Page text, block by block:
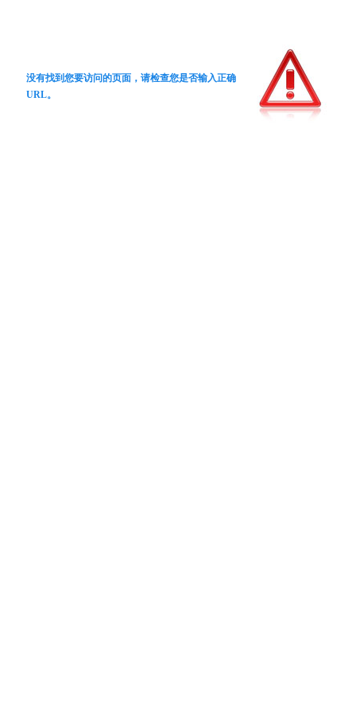
没有找到您要访问的页面，请检查您是否输入正确
URL。